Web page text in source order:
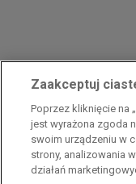
Stopka
Polityka prywatności
Zaakceptuj
Poprzez kliknięcie na
jest wyrażona zgoda
swoim urządzeniu w
strony, analizowania
działań